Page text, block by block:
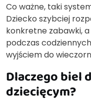
Co ważne, taki
Dziecko szybciej
konkretne zabawki,
podczas
wyjściem do
Dlaczego biel
dziecięcym?